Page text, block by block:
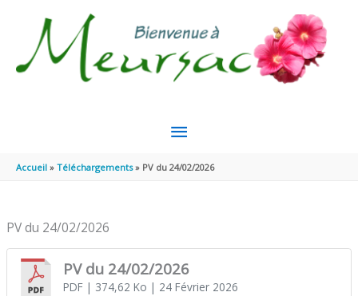
MENU
PRINCIPAL
Accueil Téléchargements PV du 24/02/2026
PV du 24/02/2026
PV du 24/02/2026
PDF| 374,62 Ko | 24 Février 2026